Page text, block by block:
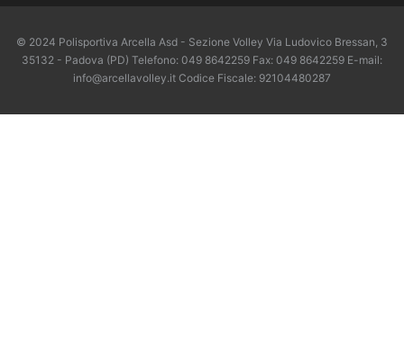
© 2024 Polisportiva Arcella Asd - Sezione Volley Via Ludovico Bressan, 3
35132 - Padova (PD) Telefono: 049 8642259 Fax: 049 8642259 E-mail:
info@arcellavolley.it Codice Fiscale: 92104480287